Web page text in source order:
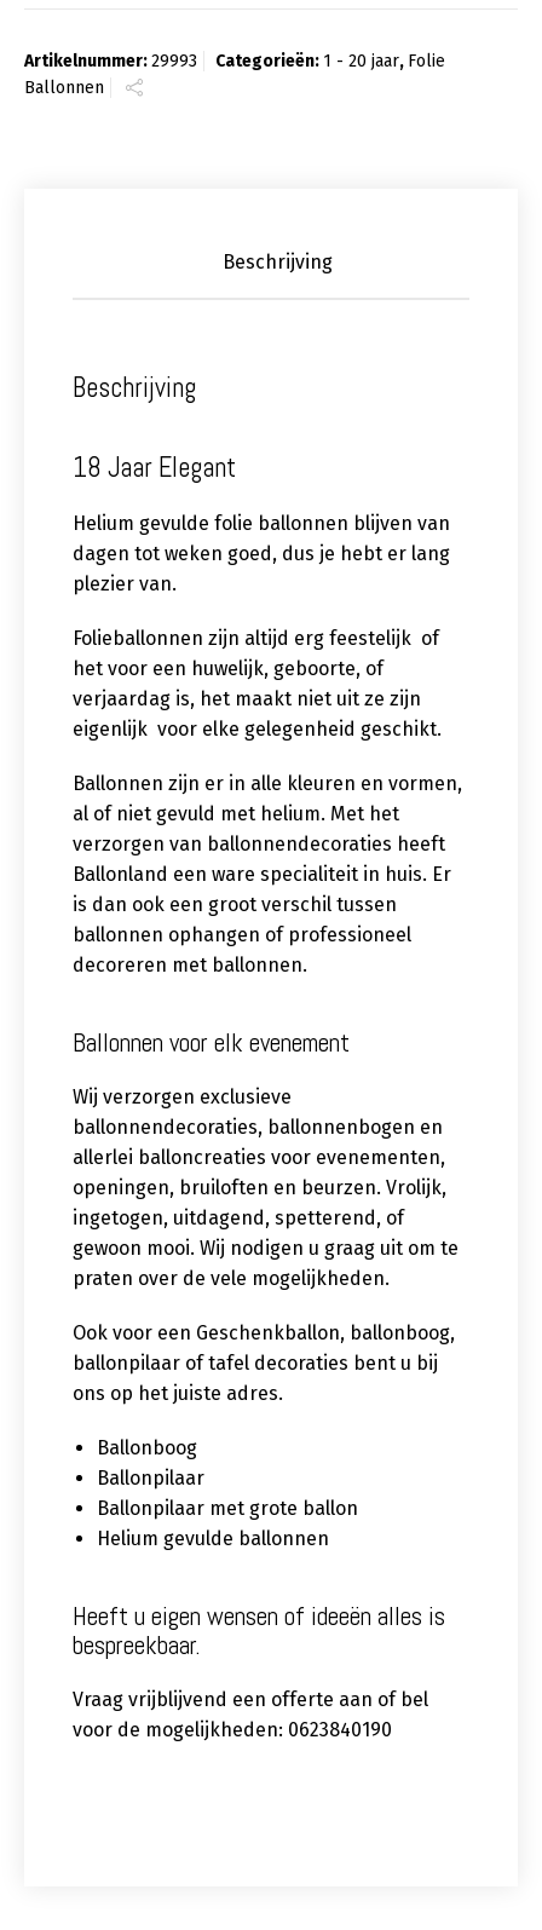
Artikelnummer:29993 Categorieën: 1 - 20 jaar, Folie
Ballonnen
Beschrijving
Beschrijving
18 Jaar Elegant
Helium gevulde folie ballonnen blijven van
dagen tot weken goed, dus je hebt er lang
plezier van.
Folieballonnen zijn altijd erg feestelijk of
het voor een huwelijk, geboorte, of
verjaardag is, het maakt niet uit ze zijn
eigenlijk voor elke gelegenheid geschikt.
Ballonnen zijn er in alle kleuren en vormen,
al of niet gevuld met helium. Met het
verzorgen van ballonnendecoraties heeft
Ballonland een ware specialiteit in huis. Er
is dan ook een groot verschil tussen
ballonnen ophangen of professioneel
decoreren met ballonnen.
Ballonnen voor elk evenement
Wij verzorgen exclusieve
ballonnendecoraties, ballonnenbogen en
allerlei balloncreaties voor evenementen,
openingen, bruiloften en beurzen. Vrolijk,
ingetogen, uitdagend, spetterend, of
gewoon mooi. Wij nodigen u graag uit om te
praten over de vele mogelijkheden.
Ook voor een Geschenkballon, ballonboog,
ballonpilaar of tafel decoraties bent u bij
ons op het juiste adres.
Ballonboog
Ballonpilaar
Ballonpilaar met grote ballon
Helium gevulde ballonnen
Heeft u eigen wensen of ideeën alles is
bespreekbaar.
Vraag vrijblijvend een offerte aan of bel
voor de mogelijkheden: 0623840190